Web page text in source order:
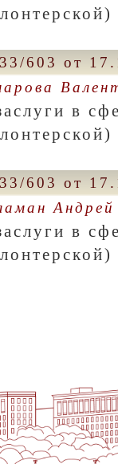
603 от
в
603 от
Андрей
в